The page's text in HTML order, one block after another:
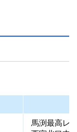
馬渕最高レ